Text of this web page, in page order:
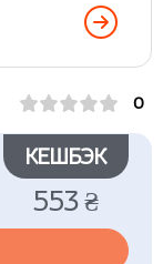
0
КЕШБЭК
553 ₴